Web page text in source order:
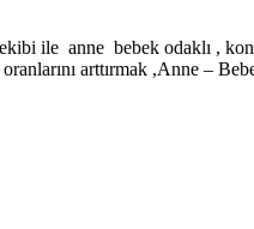
ile anne bebek odaklı ,
arttırmak ,Anne –